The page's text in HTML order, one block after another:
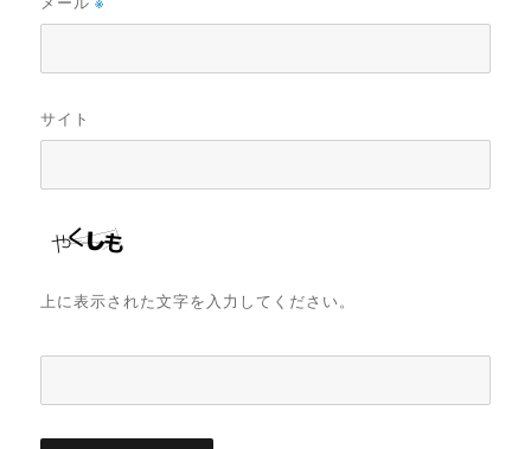
サイト
上に表示された文字を入力してください。